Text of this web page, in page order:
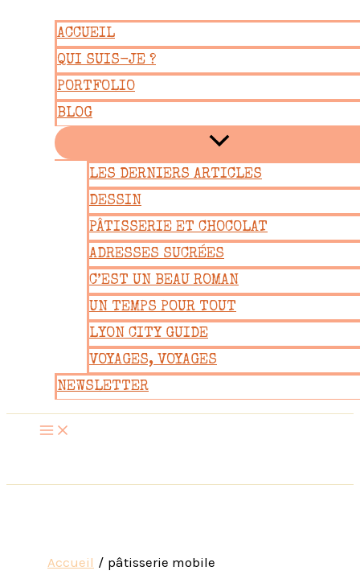
contenu
ACCUEIL
QUI SUIS-JE ?
PORTFOLIO
BLOG
LES DERNIERS ARTICLES
DESSIN
PÂTISSERIE ET CHOCOLAT
ADRESSES SUCRÉES
C’EST UN BEAU ROMAN
UN TEMPS POUR TOUT
LYON CITY GUIDE
VOYAGES, VOYAGES
NEWSLETTER
Accueil pâtisserie mobile